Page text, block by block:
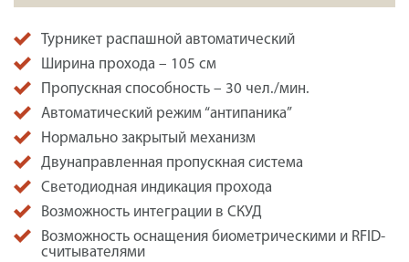
Турникет распашной автоматический
Ширина прохода – 105 см
Пропускная способность – 30 чел./мин.
Автоматический режим “антипаника”
Нормально закрытый механизм
Двунаправленная пропускная система
Светодиодная индикация прохода
Возможность интеграции в СКУД
Возможность оснащения биометрическими и RFID-
считывателями